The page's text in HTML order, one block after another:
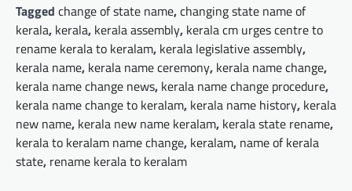
Tagged change of state name,changing state name of
kerala, kerala, kerala assembly, kerala cm urges centre to
rename kerala to keralam, kerala legislative assembly,
kerala name, kerala name ceremony, kerala name change,
kerala name change news, kerala name change procedure,
kerala name change to keralam, kerala name history, kerala
new name, kerala new name keralam, kerala state rename,
kerala to keralam name change, keralam, name of kerala
state, rename kerala to keralam